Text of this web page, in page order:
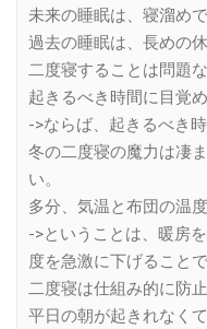
未来の睡眠は、寝溜め
過去の睡眠は、長めの
二度寝することは問題な
起きるべき時間に目覚
->ならば、起きるべき
冬の二度寝の魔力は凄
い。
多分、気温と布団の温度
->ということは、暖房
度を急激に下げることで
二度寝は仕組み的に防
平日の朝が起きれなく